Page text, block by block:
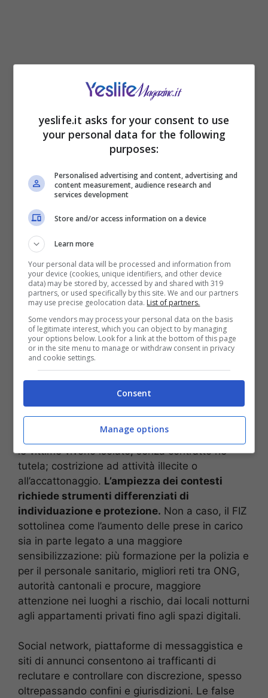
Come ha sottolineato Fanie Wirth del FIZ in
incontrano tanto ragazze molto giovani quanto
donne oltre i sessant’anni, con origini che
spaziano da più di 80 Paesi, e una notevole
presenza dall’Europa dell’Est. Un tratto comune
che emerge dai casi presi in carico è l’assenza
di un’istruzione solida e di un’occupazione
stabile: fattori che rendono più vulnerabili a
promesse ingannevoli e a pressioni economiche
o familiari. Questa vulnerabilità è spesso
strumentalizzata con tecniche ormai collaudate:
falsi annunci di lavoro, offerte di impiego
domestico che nascondono orari disumani e
retribuzioni inesistenti, relazioni affettive
Lavoro forzato in settori come la ristorazione,
l’edilizia o l’agricoltura; impieghi domestici dove
le vittime vivono isolate, senza contratto né
tutela; costrizione ad attività illecite o
all’accattonaggio. L’ampiezza dei contesti
richiede strumenti differenziati di
individuazione e protezione. Non a caso, il FIZ
sottolinea come l’aumento delle prese in carico
sia in parte legato a una maggiore
sensibilizzazione: più formazione per la polizia e
per il personale sanitario, migliori reti tra ONG,
autorità cantonali e procure, maggiore
attenzione nei luoghi a rischio, dai locali notturni
agli appartamenti privati fino agli spazi digitali.
Social network, piattaforme di messaggistica e
siti di annunci consentono ai trafficanti di
reclutare e controllare con discrezione, spesso
oltrepassando confini e giurisdizioni. Le false
yeslife.it asks for your consent to use
your personal data for the following
purposes:
Personalised advertising and content, advertising and
content measurement, audience research and
services development
Store and/or access information on a device
Learn more
Your personal data will be processed and information from
your device (cookies, unique identifiers, and other device
data) may be stored by, accessed by and shared with 319
partners, or used specifically by this site. We and our partners
may use precise geolocation data. List of partners.
Some vendors may process your personal data on the basis
of legitimate interest, which you can object to by managing
your options below. Look for a link at the bottom of this page
or in the site menu to manage or withdraw consent in privacy
and cookie settings.
Consent
Manage options